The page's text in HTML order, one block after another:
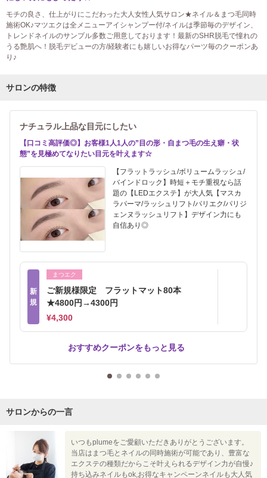
モチの良さ、仕上がりにこだわった大人女性人気サロン★ネイル＆まつ毛同時
施術OK♪マツエクは全メニューアイシャンプー付/ネイルは季節毎のデザイン、
トレンドネイルのサンプル多数ご用意しております！最新のSHR脱毛で憧れの
うる艶肌へ！脱毛デビューの方/経験者にも嬉しいお得なパーツ毎のクーポンあ
り♪
サロンの特徴
ナチュラル上品な目元にしたい
【口コミ高評価◎】お客様1人1人の”目の形・自まつ毛の生え癖・状
態”を見極めてなりたい目元を叶えます☆
【フラットラッシュ/ボリュームラッシュ/
バインドロック】時短＋モチ重視なら話
題の【LEDエクステ】が大人気【マスカ
ラパーマ/ラッシュリフト/パリエク/パリジ
ェンヌラッシュリフト】デザイン力にも
自信あり◎
新
規
まつエク
ご新規様限定 フラットマット80本
★4800円→4300円
¥4,300
おすすめクーポンをもっと見る
サロンからの一言
いつもplumeをご愛顧いただきありがとうございます。
当店はまつ毛とネイルの同時施術が可能であり、豊富な
エクステの種類だからこそ叶えられるデザイン力が自慢♪
持ち込みネイルもok,お得なキャンペーンネイルも大人気